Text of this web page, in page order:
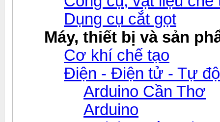
Dụng cụ cắt gọt
Máy, thiết bị và sản
Cơ khí chế tạo
Điện - Điện tử - Tự
Arduino Cần Thơ
Arduino